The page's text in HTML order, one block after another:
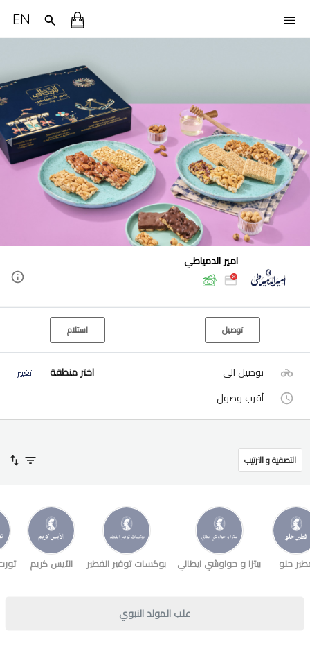
EN
امير الدمياطي
توصيل استلام
توصيل الى اختر منطقة تغيير
أقرب وصول
التصفية و الترتيب
حلو بيتزا و حواوشي ايطالي بوكسات توفير الفطير الآيس كريم
علب المولد النبوي